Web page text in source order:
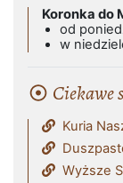
Koronka do
od
w
Ciekawe
Kuria
Wyższe